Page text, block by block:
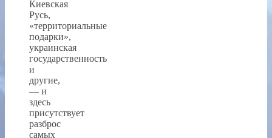
Киевская
Русь,
«территориальные
подарки»,
украинская
государственность
и
другие,
— и
здесь
присутствует
разброс
самых